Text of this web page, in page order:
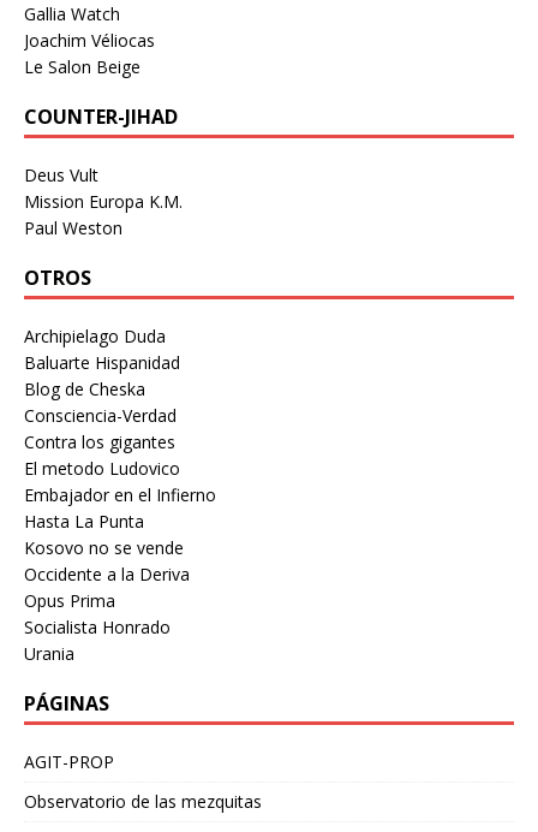
Gallia Watch
Joachim Véliocas
Le Salon Beige
COUNTER-JIHAD
Deus Vult
Mission Europa K.M.
Paul Weston
OTROS
Archipielago Duda
Baluarte Hispanidad
Blog de Cheska
Consciencia-Verdad
Contra los gigantes
El metodo Ludovico
Embajador en el Infierno
Hasta La Punta
Kosovo no se vende
Occidente a la Deriva
Opus Prima
Socialista Honrado
Urania
PÁGINAS
AGIT-PROP
Observatorio de las mezquitas